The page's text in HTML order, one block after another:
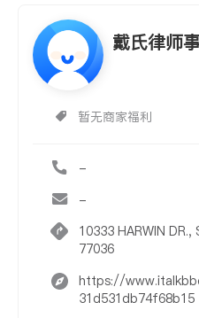
戴氏律师
暂无商家福利
-
-
10333 HARWIN
77036
https://
31d531db74f68b15